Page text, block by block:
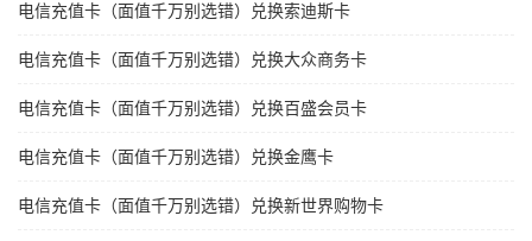
电信充值卡（面值千万别选错）兑换索迪斯卡
电信充值卡（面值千万别选错）兑换大众商务卡
电信充值卡（面值千万别选错）兑换百盛会员卡
电信充值卡（面值千万别选错）兑换金鹰卡
电信充值卡（面值千万别选错）兑换新世界购物卡